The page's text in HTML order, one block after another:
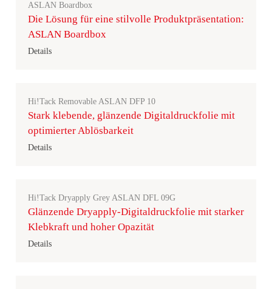
ASLAN Boardbox
Die Lösung für eine stilvolle Produktpräsentation:
ASLAN Boardbox
Details
Hi!Tack Removable ASLAN DFP 10
Stark klebende, glänzende Digitaldruckfolie mit
optimierter Ablösbarkeit
Details
Hi!Tack Dryapply Grey ASLAN DFL 09G
Glänzende Dryapply-Digitaldruckfolie mit starker
Klebkraft und hoher Opazität
Details